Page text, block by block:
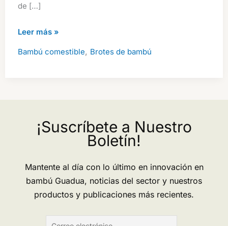
de […]
Bambú
Cómo
Leer más »
Bambú comestible, Brotes de bambú
¡Suscríbete a Nuestro
Boletín!
Mantente al día con lo último en innovación en
bambú Guadua, noticias del sector y nuestros
productos y publicaciones más recientes.